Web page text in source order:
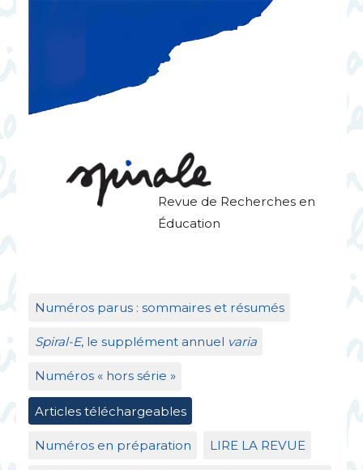
Revue de Recherches en
Éducation
Numéros parus : sommaires et résumés
Spiral-E, le supplément annuel varia
Numéros « hors série »
Articles téléchargeables
Numéros en préparation LIRE LA REVUE